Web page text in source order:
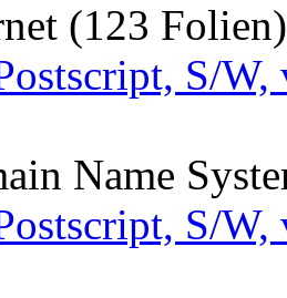
(123 Folien)
S/
Name
S/